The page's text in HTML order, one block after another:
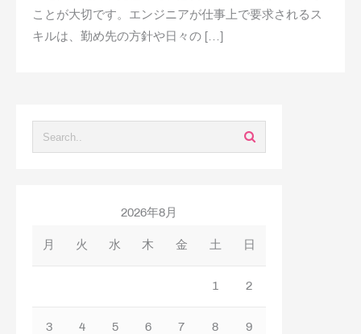
ことが大切です。エンジニアが仕事上で要求されるス
キルは、勤め先の方針や日々の […]
2026年8月
月 火 水 木 金 土 日
1 2
3 4 5 6 7 8 9